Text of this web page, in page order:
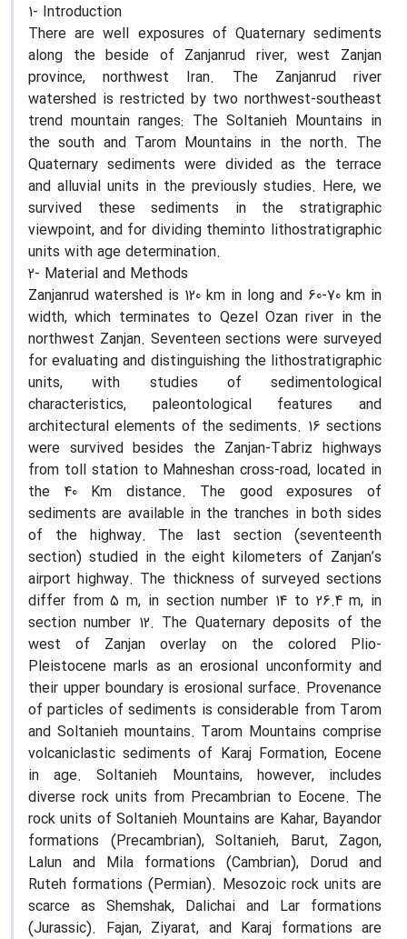
1- Introduction
There are well exposures of Quaternary sediments
along the beside of Zanjanrud river, west Zanjan
province, northwest Iran. The Zanjanrud river
watershed is restricted by two northwest-southeast
trend mountain ranges: The Soltanieh Mountains in
the south and Tarom Mountains in the north. The
Quaternary sediments were divided as the terrace
and alluvial units in the previously studies. Here, we
survived these sediments in the stratigraphic
viewpoint, and for dividing theminto lithostratigraphic
units with age determination.
2- Material and Methods
Zanjanrud watershed is 120 km in long and 60-70 km in
width, which terminates to Qezel Ozan river in the
northwest Zanjan. Seventeen sections were surveyed
for evaluating and distinguishing the lithostratigraphic
units, with studies of sedimentological
characteristics, paleontological features and
architectural elements of the sediments. 16 sections
were survived besides the Zanjan-Tabriz highways
from toll station to Mahneshan cross-road, located in
the 40 Km distance. The good exposures of
sediments are available in the tranches in both sides
of the highway. The last section (seventeenth
section) studied in the eight kilometers of Zanjan’s
airport highway. The thickness of surveyed sections
differ from 5 m, in section number 14 to 26.4 m, in
section number 12. The Quaternary deposits of the
west of Zanjan overlay on the colored Plio-
Pleistocene marls as an erosional unconformity and
their upper boundary is erosional surface. Provenance
of particles of sediments is considerable from Tarom
and Soltanieh mountains. Tarom Mountains comprise
volcaniclastic sediments of Karaj Formation, Eocene
in age. Soltanieh Mountains, however, includes
diverse rock units from Precambrian to Eocene. The
rock units of Soltanieh Mountains are Kahar, Bayandor
formations (Precambrian), Soltanieh, Barut, Zagon,
Lalun and Mila formations (Cambrian), Dorud and
Ruteh formations (Permian). Mesozoic rock units are
scarce as Shemshak, Dalichai and Lar formations
(Jurassic). Fajan, Ziyarat, and Karaj formations are